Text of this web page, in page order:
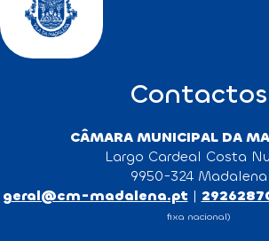
Contactos
CÂMARA MUNICIPAL DA
Largo Cardeal Costa
9950-324 Madalena
geral@cm-madalena.pt |
fixa nacional)